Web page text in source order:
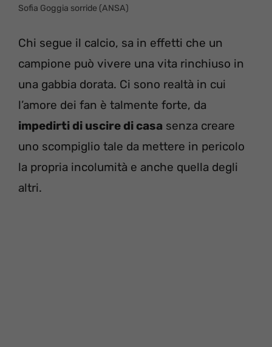
Sofia Goggia sorride (ANSA)
Chi segue il calcio, sa in effetti che un
campione può vivere una vita rinchiuso in
una gabbia dorata. Ci sono realtà in cui
l’amore dei fan è talmente forte, da
impedirti di uscire di casa senza creare
uno scompiglio tale da mettere in pericolo
la propria incolumità e anche quella degli
altri.